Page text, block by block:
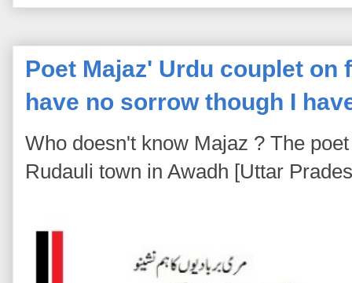
Poet Majaz' Urdu couplet
have no sorrow though I
Who doesn't know Majaz ? The
Rudauli town in Awadh [Uttar